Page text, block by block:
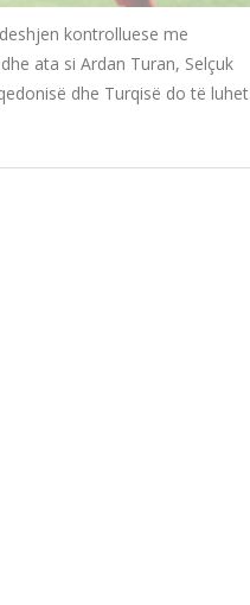
kontrolluese me
ata si Ardan Turan, Selçuk
dhe Turqisë do të luhet